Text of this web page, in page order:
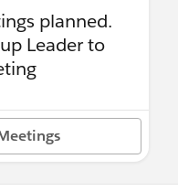
planned.
Leader to